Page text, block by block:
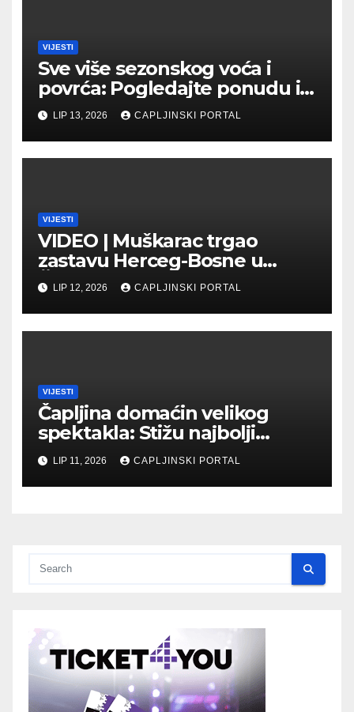
VIJESTI
Sve više sezonskog voća i
povrća: Pogledajte ponudu i
cijene na čapljinskoj
Veletržnici
LIP 13, 2026 CAPLJINSKI PORTAL
VIJESTI
VIDEO | Muškarac trgao
zastavu Herceg-Bosne u
Čapljini: Traži se hitno
uhićenje
LIP 12, 2026 CAPLJINSKI PORTAL
VIJESTI
Čapljina domaćin velikog
spektakla: Stižu najbolji
biciklisti Balkana
LIP 11, 2026 CAPLJINSKI PORTAL